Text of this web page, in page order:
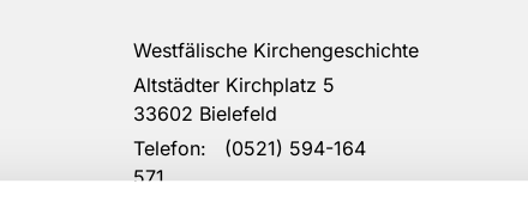
Westfälische Kirchengeschichte
Altstädter Kirchplatz
33602
Telefon: (0521) 594-
571